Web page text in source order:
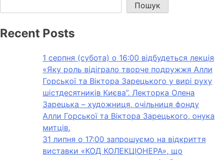
Пошук
Recent Posts
1 серпня (субота) о 16:00 відбудеться лекція
«Яку роль відіграло творче подружжя Алли
Горської та Віктора Зарецького у вирі руху
шістдесятників Києва”. Лекторка Олена
Зарецька – художниця, очільниця фонду
Алли Горської та Віктора Зарецького, онука
митців.
31 липня о 17:00 запрошуємо на відкриття
виставки «КОД КОЛЕКЦІОНЕРА», що